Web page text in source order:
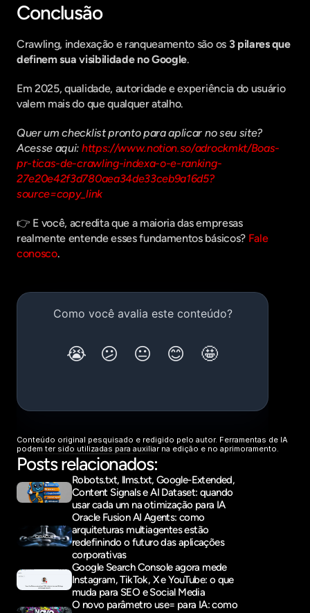
Conclusão
Crawling, indexação e ranqueamento são os 3 pilares que
definem sua visibilidade no Google.
Em 2025, qualidade, autoridade e experiência do usuário
valem mais do que qualquer atalho.
Quer um checklist pronto para aplicar no seu site?
Acesse aqui: https://www.notion.so/adrockmkt/Boas-
pr-ticas-de-crawling-indexa-o-e-ranking-
27e20e42f3d780aea34de33ceb9a16d5?
source=copy_link
👉 E você, acredita que a maioria das empresas
realmente entende esses fundamentos básicos? Fale
conosco.
Conteúdo original pesquisado e redigido pelo autor. Ferramentas de IA
podem ter sido utilizadas para auxiliar na edição e no aprimoramento.
Posts relacionados:
Robots.txt, llms.txt, Google-Extended,
Content Signals e AI Dataset: quando
usar cada um na otimização para IA
Oracle Fusion AI Agents: como
arquiteturas multiagentes estão
redefinindo o futuro das aplicações
corporativas
Google Search Console agora mede
Instagram, TikTok, X e YouTube: o que
muda para SEO e Social Media
O novo parâmetro use= para IA: como